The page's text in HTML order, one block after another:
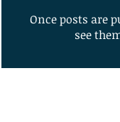
Once posts are
see